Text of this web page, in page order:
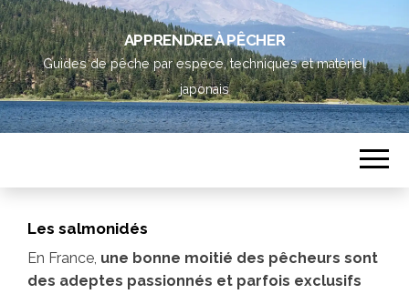
APPRENDRE À PÊCHER
Guides de pêche par espèce, techniques et matériel
japonais
Les salmonidés
En France, une bonne moitié des pêcheurs sont
des adeptes passionnés et parfois exclusifs